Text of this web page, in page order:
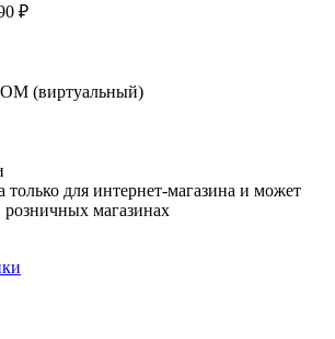
₽
(виртуальный)
только для интернет-магазина и может
розничных магазинах